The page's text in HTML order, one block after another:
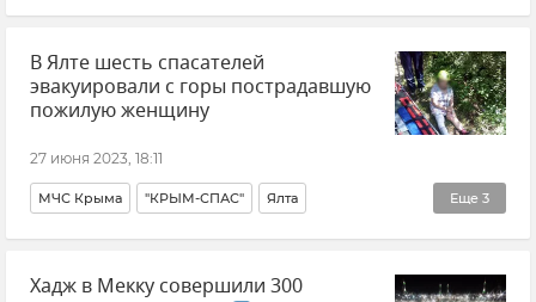
Происшествия ДТП
Ситуация на дорогах Крыма и хроника ДТП
ДТП в Крыму и Севастополе
Прокуратура Республики Крым Новости Крыма
В Ялте шесть спасателей
эвакуировали с горы пострадавшую
пожилую женщину
27 июня 2023, 18:11
Еще 3
МЧС Крыма "КРЫМ-СПАС" Ялта
Происшествия Новости Крыма Крым
Хадж в Мекку совершили 300